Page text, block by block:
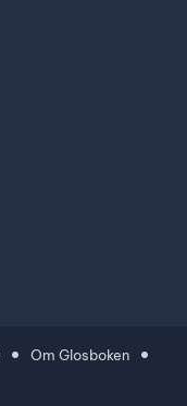
Om Glosboken